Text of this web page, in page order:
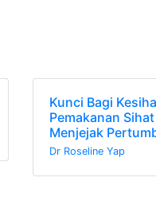
Kunci Bagi
Pemakanan Sihat
Menjejak
Dr Roseline Yap